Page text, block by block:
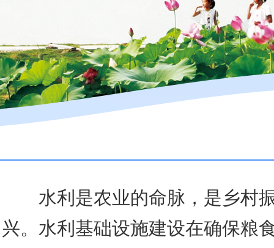
水利是农业的命脉，是乡村
兴。水利基础设施建设在确保粮